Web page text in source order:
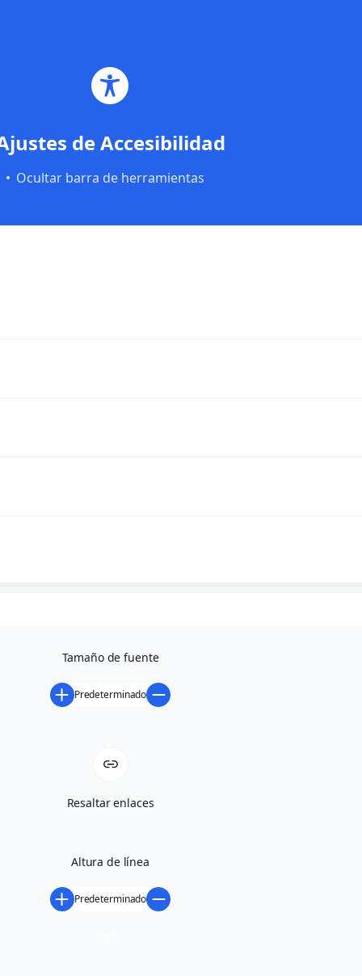
de Accesibilidad
Ocultar barra de herramientas
Tamaño de fuente
Predeterminado
Resaltar enlaces
Altura de línea
Predeterminado